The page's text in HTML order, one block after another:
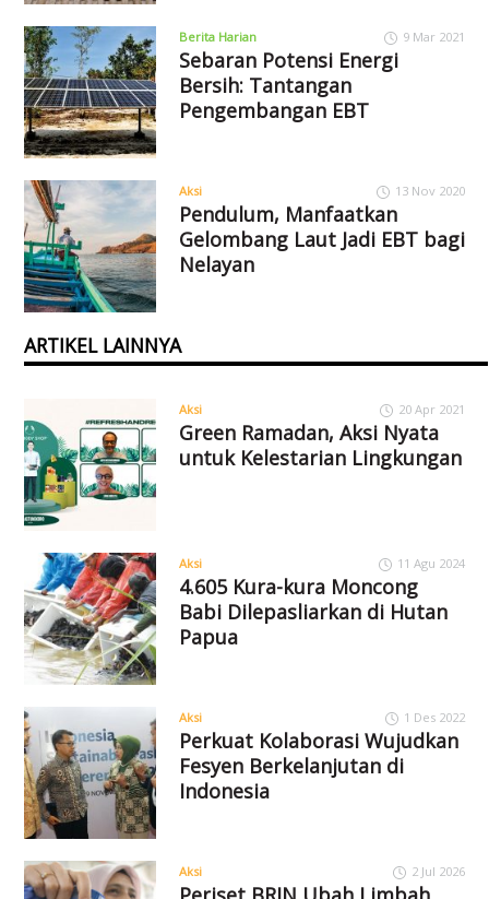
Berita Harian 9 Mar 2021
Sebaran Potensi Energi
Bersih: Tantangan
Pengembangan EBT
Aksi 13 Nov 2020
Pendulum, Manfaatkan
Gelombang Laut Jadi EBT bagi
Nelayan
ARTIKEL LAINNYA
Aksi 20 Apr 2021
Green Ramadan, Aksi Nyata
untuk Kelestarian Lingkungan
Aksi 11 Agu 2024
4.605 Kura-kura Moncong
Babi Dilepasliarkan di Hutan
Papua
Aksi 1 Des 2022
Perkuat Kolaborasi Wujudkan
Fesyen Berkelanjutan di
Indonesia
Aksi 2 Jul 2026